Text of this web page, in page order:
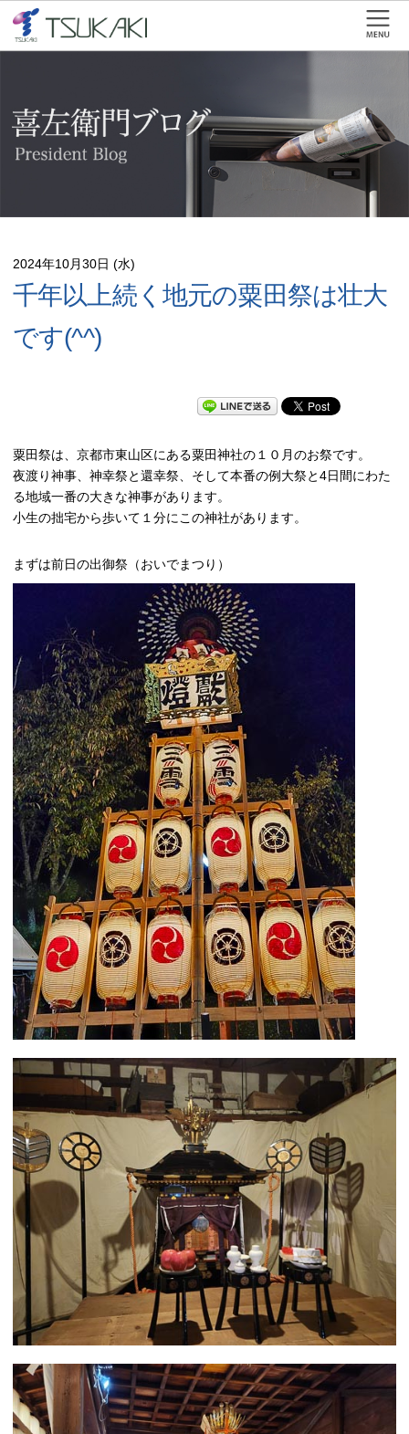
2024年10月30日 (水)
千年以上続く地元の粟田祭は壮大
です(^^)
粟田祭は、京都市東山区にある粟田神社の１０月のお祭です。
夜渡り神事、神幸祭と還幸祭、そして本番の例大祭と4日間にわた
る地域一番の大きな神事があります。
小生の拙宅から歩いて１分にこの神社があります。
まずは前日の出御祭（おいでまつり）